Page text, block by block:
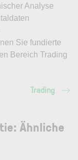
Analyse
Sie fundierte
Bereich Trading
Trading
Ähnliche